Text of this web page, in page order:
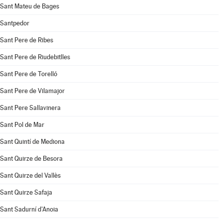
Sant Mateu de Bages
Santpedor
Sant Pere de Ribes
Sant Pere de Riudebitlles
Sant Pere de Torelló
Sant Pere de Vilamajor
Sant Pere Sallavinera
Sant Pol de Mar
Sant Quintí de Mediona
Sant Quirze de Besora
Sant Quirze del Vallès
Sant Quirze Safaja
Sant Sadurní d'Anoia